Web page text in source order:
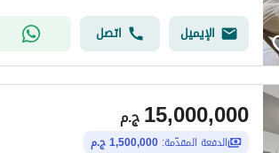
الإيميل اتصل
ج.م15,000,000
الدفعة المقدّمة: 1,500,000 ج.م